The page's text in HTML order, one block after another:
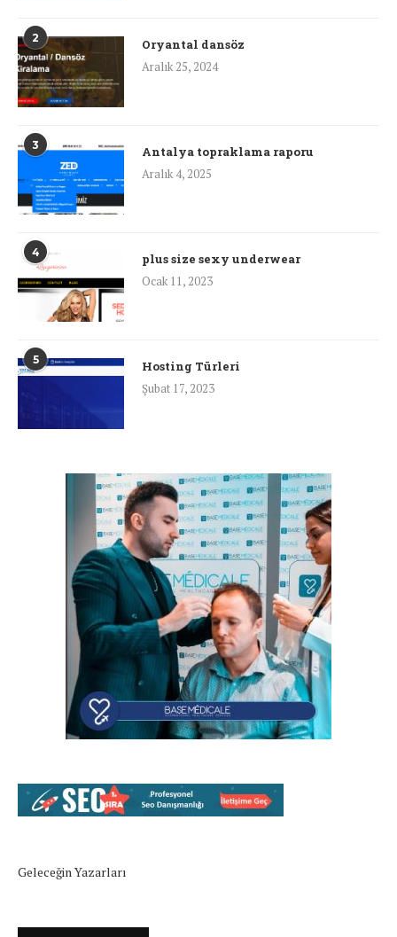
2
Oryantal dansöz
Aralık 25, 2024
3
Antalya topraklama raporu
Aralık 4, 2025
4
plus size sexy underwear
Ocak 11, 2023
5
Hosting Türleri
Şubat 17, 2023
Geleceğin Yazarları